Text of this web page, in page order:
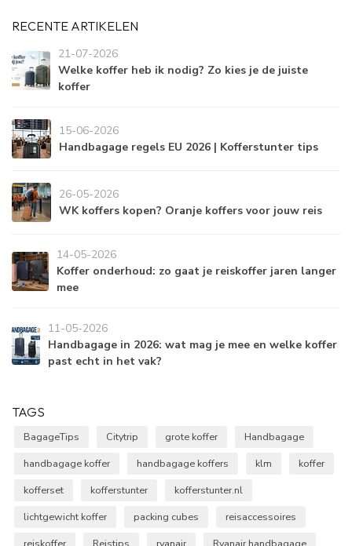
RECENTE ARTIKELEN
21-07-2026
Welke koffer heb ik nodig? Zo kies je de juiste
koffer
15-06-2026
Handbagage regels EU 2026 | Kofferstunter tips
26-05-2026
WK koffers kopen? Oranje koffers voor jouw reis
14-05-2026
Koffer onderhoud: zo gaat je reiskoffer jaren langer
mee
11-05-2026
Handbagage in 2026: wat mag je mee en welke koffer
past echt in het vak?
TAGS
BagageTips Citytrip grote koffer
Handbagage
handbagage koffer
handbagage koffers klm
koffer
kofferset
kofferstunter
kofferstunter.nl
lichtgewicht koffer
packing cubes
reisaccessoires